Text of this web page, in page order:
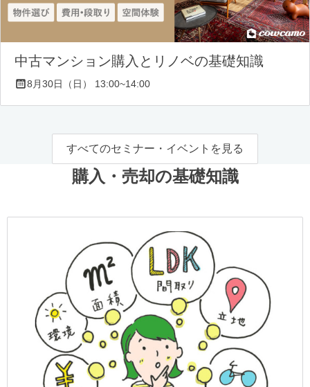
中古マンション購入とリノベの基礎知識
8月30日（日） 13:00~14:00
すべてのセミナー・イベントを見る
購入・売却の基礎知識